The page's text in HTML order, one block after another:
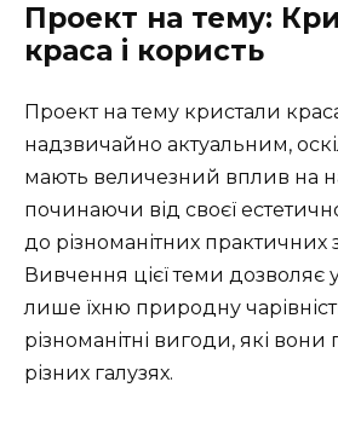
Проект на тему:
краса і користь
Проект на тему кристали
надзвичайно актуальним,
мають величезний вплив на
починаючи від своєї
до різноманітних практичних
Вивчення цієї теми дозволяє
лише їхню природну
різноманітні вигоди, які
різних галузях.